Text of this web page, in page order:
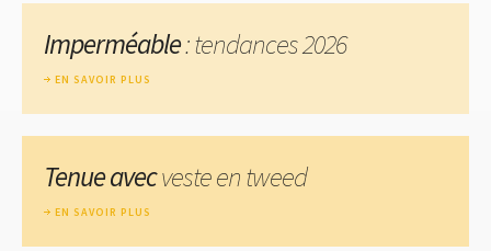
Imperméable: tendances 2026
EN SAVOIR PLUS
Tenue avecveste en tweed
EN SAVOIR PLUS